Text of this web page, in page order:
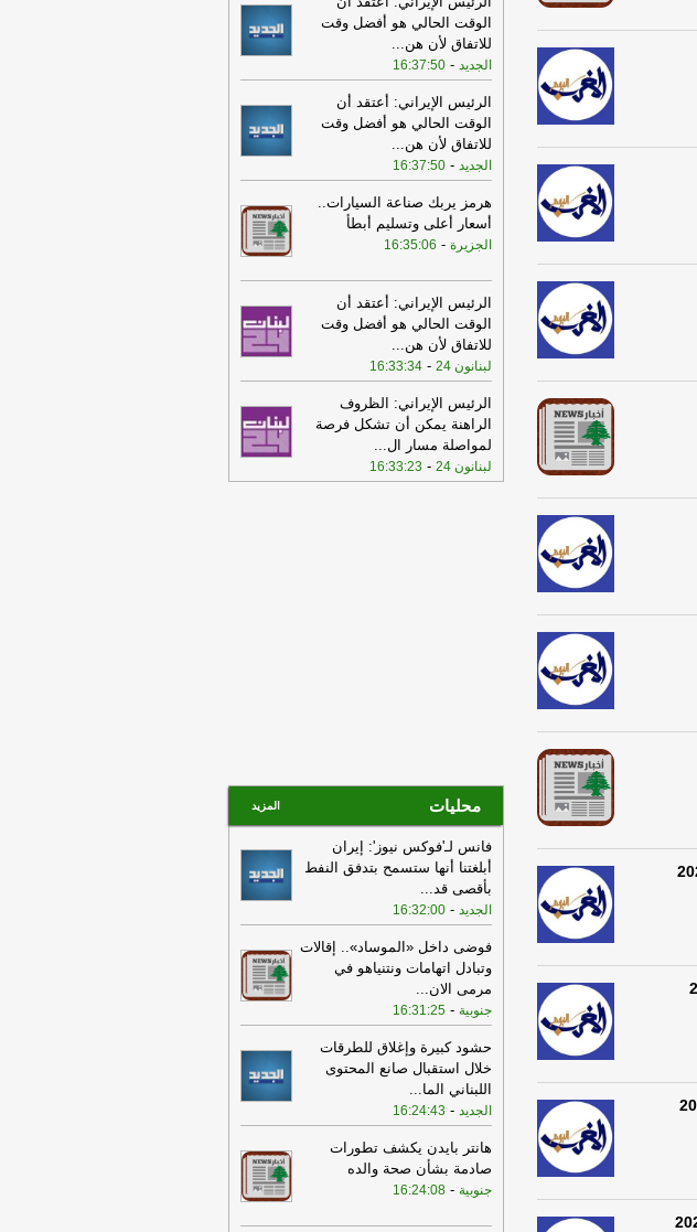
من الوفد العسكري بالتنسيق مع قيادة
الجيش وباتت معروفة-الجديد
19:15
عملية تفجير جديدة في بلدة زوطر
آيم-لبنانون
17:04
انتبهوا إلى الطرقات المغلقة..
تدابير سيرٍ في بيروت وبدارو والجعيتاوي-
الإسرائيلي نفذ تفجيرا كبيرا في محيط
مسجد الساحة في زوطر الشرقية
LBCI
الوكالة الوطنية للإعلام: الجيش
الإسرائيلي إستهدف فرق مؤسسة مياه
لبنان الجنوبي أثناء عملهم في عيتا الجبل-
أل بي سي أي
12:50
انقلاب جرافة تابعة للجيش
الإسرائيلي بين بلدتَي زوطر الشرقية وزوطر
الغربية أثناء تنفيذها أعمال تجريف قبل أن
يستقدم جرافة ثانية لسحبها - لبنانون 24
12:24
الوكالة الوطنية: توغل الجيش
الاسرائيلي في اطراف عيتا الجبل مع
الوقت الحالي هو أفضل وقت
للاتفاق لأن هن...
الجديد -
16:37:50
الرئيس الإيراني: أعتقد أن
الوقت الحالي هو أفضل وقت
للاتفاق لأن هن...
الجديد -
16:37:50
هرمز يربك صناعة السيارات..
أسعار أعلى وتسليم أبطأ
الجزيرة -
16:35:06
الرئيس الإيراني: أعتقد أن
الوقت الحالي هو أفضل وقت
للاتفاق لأن هن...
لبنانون 24 -
16:33:34
الرئيس الإيراني: الظروف
الراهنة يمكن أن تشكل فرصة
لمواصلة مسار ال...
لبنانون 24 -
16:33:23
محليات المزيد
فانس لـ'فوكس نيوز': إيران
أبلغتنا أنها ستسمح بتدفق النفط
بأقصى قد...
الجديد -
16:32:00
فوضى داخل «الموساد».. إقالات
وتبادل اتهامات ونتنياهو في
مرمى الان...
جنوبية -
16:31:25
حشود كبيرة وإغلاق للطرقات
خلال استقبال صانع المحتوى
اللبناني الما...
الجديد -
16:24:43
هانتر بايدن يكشف تطورات
صادمة بشأن صحة والده
جنوبية -
16:24:08